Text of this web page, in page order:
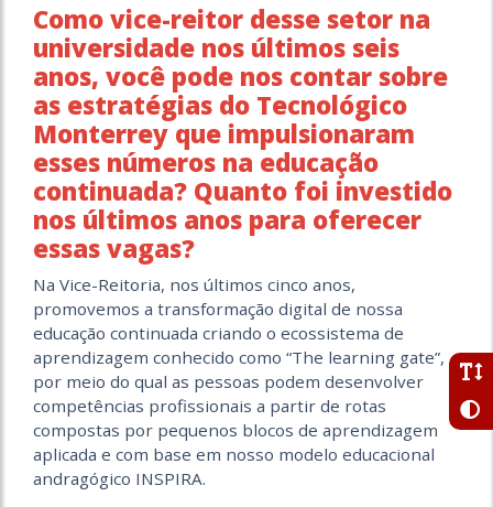
Como vice-reitor desse setor na
universidade nos últimos seis
anos, você pode nos contar sobre
as estratégias do Tecnológico
Monterrey que impulsionaram
esses números na educação
continuada? Quanto foi investido
nos últimos anos para oferecer
essas vagas?
Na Vice-Reitoria, nos últimos cinco anos,
promovemos a transformação digital de nossa
educação continuada criando o ecossistema de
aprendizagem conhecido como “The learning gate”,
por meio do qual as pessoas podem desenvolver
competências profissionais a partir de rotas
compostas por pequenos blocos de aprendizagem
aplicada e com base em nosso modelo educacional
andragógico INSPIRA.